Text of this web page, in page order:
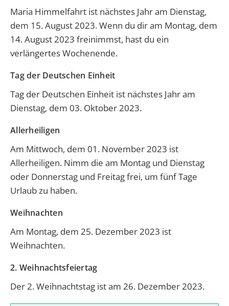
Maria Himmelfahrt ist nächstes Jahr am Dienstag,
dem 15. August 2023. Wenn du dir am Montag, dem
14. August 2023 freinimmst, hast du ein
verlängertes Wochenende.
Tag der Deutschen Einheit
Tag der Deutschen Einheit ist nächstes Jahr am
Dienstag, dem 03. Oktober 2023.
Allerheiligen
Am Mittwoch, dem 01. November 2023 ist
Allerheiligen. Nimm die am Montag und Dienstag
oder Donnerstag und Freitag frei, um fünf Tage
Urlaub zu haben.
Weihnachten
Am Montag, dem 25. Dezember 2023 ist
Weihnachten.
2. Weihnachtsfeiertag
Der2. Weihnachtstag ist am 26. Dezember 2023.